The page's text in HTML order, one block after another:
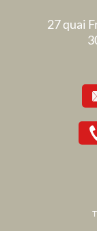
27 quai